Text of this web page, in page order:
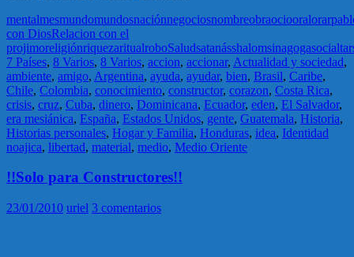
mentalmesmundomundosnaciónnegociosnombreobraociooralorar
con DiosRelacion con el
projimoreligiónriquezaritualroboSaludsatanásshalomsinagogasocial
7 Países, 8 Varios, 8 Varios, accion, accionar, Actualidad y sociedad,
ambiente, amigo, Argentina, ayuda, ayudar, bien, Brasil, Caribe,
Chile, Colombia, conocimiento, constructor, corazon, Costa Rica,
crisis, cruz, Cuba, dinero, Dominicana, Ecuador, eden, El Salvador,
era mesiánica, España, Estados Unidos, gente, Guatemala, Historia,
Historias personales, Hogar y Familia, Honduras, idea, Identidad
noajica, libertad, material, medio, Medio Oriente
!!Solo para Constructores!!
23/01/2010 uriel 3 comentarios